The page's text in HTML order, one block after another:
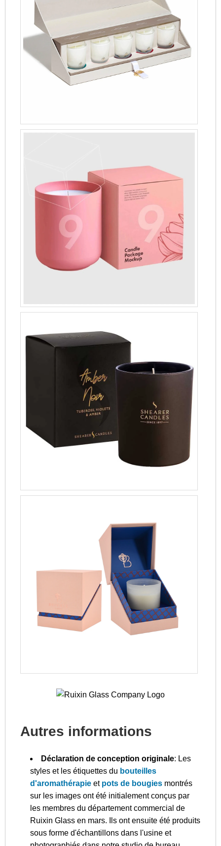
Autres informations
Déclaration de conception originale: Les
styles et les étiquettes du bouteilles
d'aromathérapie et pots de bougies montrés
sur les images ont été initialement conçus par
les membres du département commercial de
Ruixin Glass en mars. Ils ont ensuite été produits
sous forme d'échantillons dans l'usine et